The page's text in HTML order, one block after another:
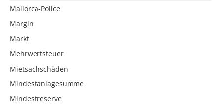
Mallorca-Police
Margin
Markt
Mehrwertsteuer
Mietsachschäden
Mindestanlagesumme
Mindestreserve